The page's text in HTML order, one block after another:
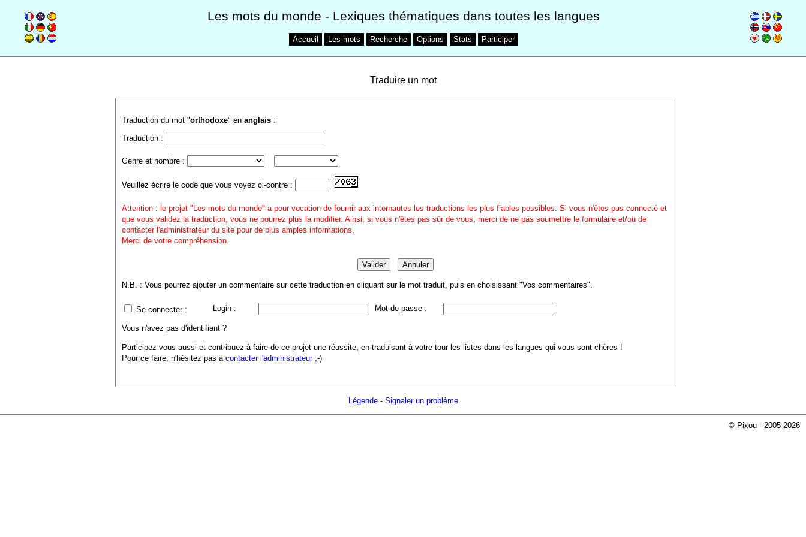
Les mots du monde - Lexiques thématiques dans toutes les langues
Accueil Les mots Recherche Options Stats Participer
Traduire un mot
Traduction du mot "orthodoxe" en anglais:
Traduction :
Genre et nombre :
Veuillez écrire le code que vous voyez ci-contre :
Attention : le projet "Les mots du monde" a pour vocation de fournir aux internautes les traductions les plus fiables possibles. Si vous n'êtes pas connecté et
que vous validez la traduction, vous ne pourrez plus la modifier. Ainsi, si vous n'êtes pas sûr de vous, merci de ne pas soumettre le formulaire et/ou de
contacter l'administrateur du site pour de plus amples informations.
Merci de votre compréhension.
N.B. : Vous pourrez ajouter un commentaire sur cette traduction en cliquant sur le mot traduit, puis en choisissant "Vos commentaires".
Se connecter : Login : Mot de passe :
Vous n'avez pas d'identifiant ?
Participez vous aussi et contribuez à faire de ce projet une réussite, en traduisant à votre tour les listes dans les langues qui vous sont chères !
Pour ce faire, n'hésitez pas à contacter l'administrateur;-)
Légende- Signaler un problème
© Pixou - 2005-2026